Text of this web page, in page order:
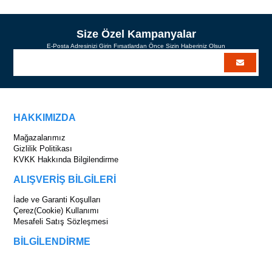
Size Özel Kampanyalar
E-Posta Adresinizi Girin Fırsatlardan Önce Sizin Haberiniz Olsun
HAKKIMIZDA
Mağazalarımız
Gizlilik Politikası
KVKK Hakkında Bilgilendirme
ALIŞVERİŞ BİLGİLERİ
İade ve Garanti Koşulları
Çerez(Cookie) Kullanımı
Mesafeli Satış Sözleşmesi
BİLGİLENDİRME